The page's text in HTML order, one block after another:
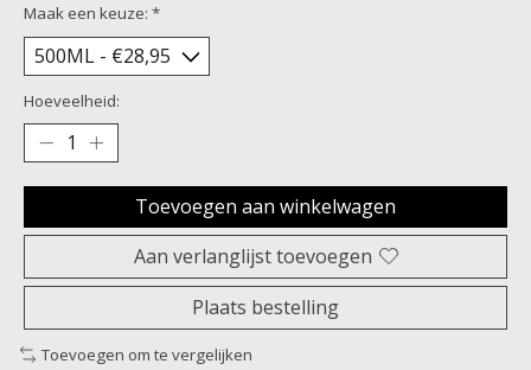
Maak een keuze: *
Hoeveelheid:
Toevoegen aan winkelwagen
Aan verlanglijst toevoegen
Plaats bestelling
Toevoegen om te vergelijken